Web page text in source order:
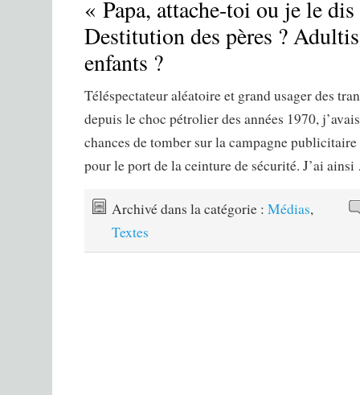
« Papa, attache-toi ou je le
Destitution des pères ?
enfants ?
Téléspectateur aléatoire et grand usager des
depuis le choc pétrolier des années 1970,
chances de tomber sur la campagne
pour le port de la ceinture de sécurité. J’ai
Archivé dans la catégorie : Médias,
Textes